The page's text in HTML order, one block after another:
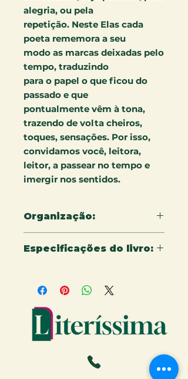
alegria, ou pela
repetição. Neste Elas cada
poeta rememora a seu
modo as marcas deixadas pelo
tempo, traduzindo
para o papel o que ficou do
passado e que
pontualmente vêm à tona,
trazendo de volta cheiros,
toques, sensações. Por isso,
convidamos você, leitora,
leitor, a passear no tempo e
imergir nos sentidos.
Organização:
Especificações do livro: